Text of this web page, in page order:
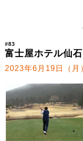
#83
富士屋ホテル仙
2023年6月19日（月